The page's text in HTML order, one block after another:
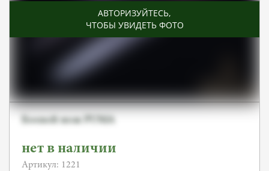
АВТОРИЗУЙТЕСЬ,
ЧТОБЫ УВИДЕТЬ ФОТО
Боевой нож PUMA
нет в наличии
Артикул: 1221